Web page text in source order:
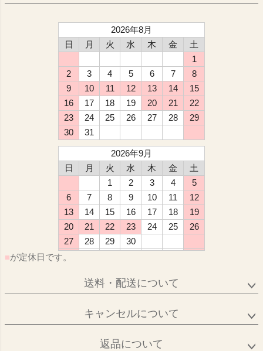
2026年8月
日
月 火 水 木 金
土
1
2
3 4 5 6 7
8
9
10 11 12 13 14
15
16
17 18 19 20 21
22
23
24 25 26 27 28
29
30
31
2026年9月
日
月 火 水 木 金
土
1
2 3 4
5
6
7 8 9 10 11
12
13
14 15 16 17 18
19
20
21 22 23 24 25
26
27
28 29
30
■が定休日です。
送料・配送について
キャンセルについて
返品について